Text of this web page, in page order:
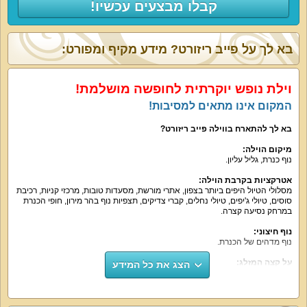
קבלו מבצעים עכשיו!
בא לך על פייב ריזורט? מידע מקיף ומפורט:
וילת נופש יוקרתית לחופשה מושלמת!
המקום אינו מתאים למסיבות!
בא לך להתארח בווילה פייב ריזורט?
מיקום הוילה:
נוף כנרת, גליל עליון.
אטרקציות בקרבת הוילה:
מסלולי הטיול היפים ביותר בצפון, אתרי מורשת, מסעדות טובות, מרכזי קניות, רכיבת
סוסים, טיולי ג'יפים, טיולי נחלים, קברי צדיקים, תצפיות נוף בהר מירון, חופי הכנרת
במרחק נסיעה קצרה.
נוף חיצוני:
נוף מדהים של הכנרת.
על קצה המזלג:
הצג את כל המידע